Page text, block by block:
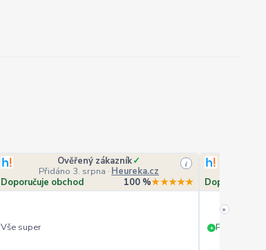
Ověřený zákazník✓
Přidáno 3. srpna · Heureka.cz
i
Doporučuje obchod 100 %★★★★★
Vše super
Doporučuje
+ PERFEKTNÍ
»